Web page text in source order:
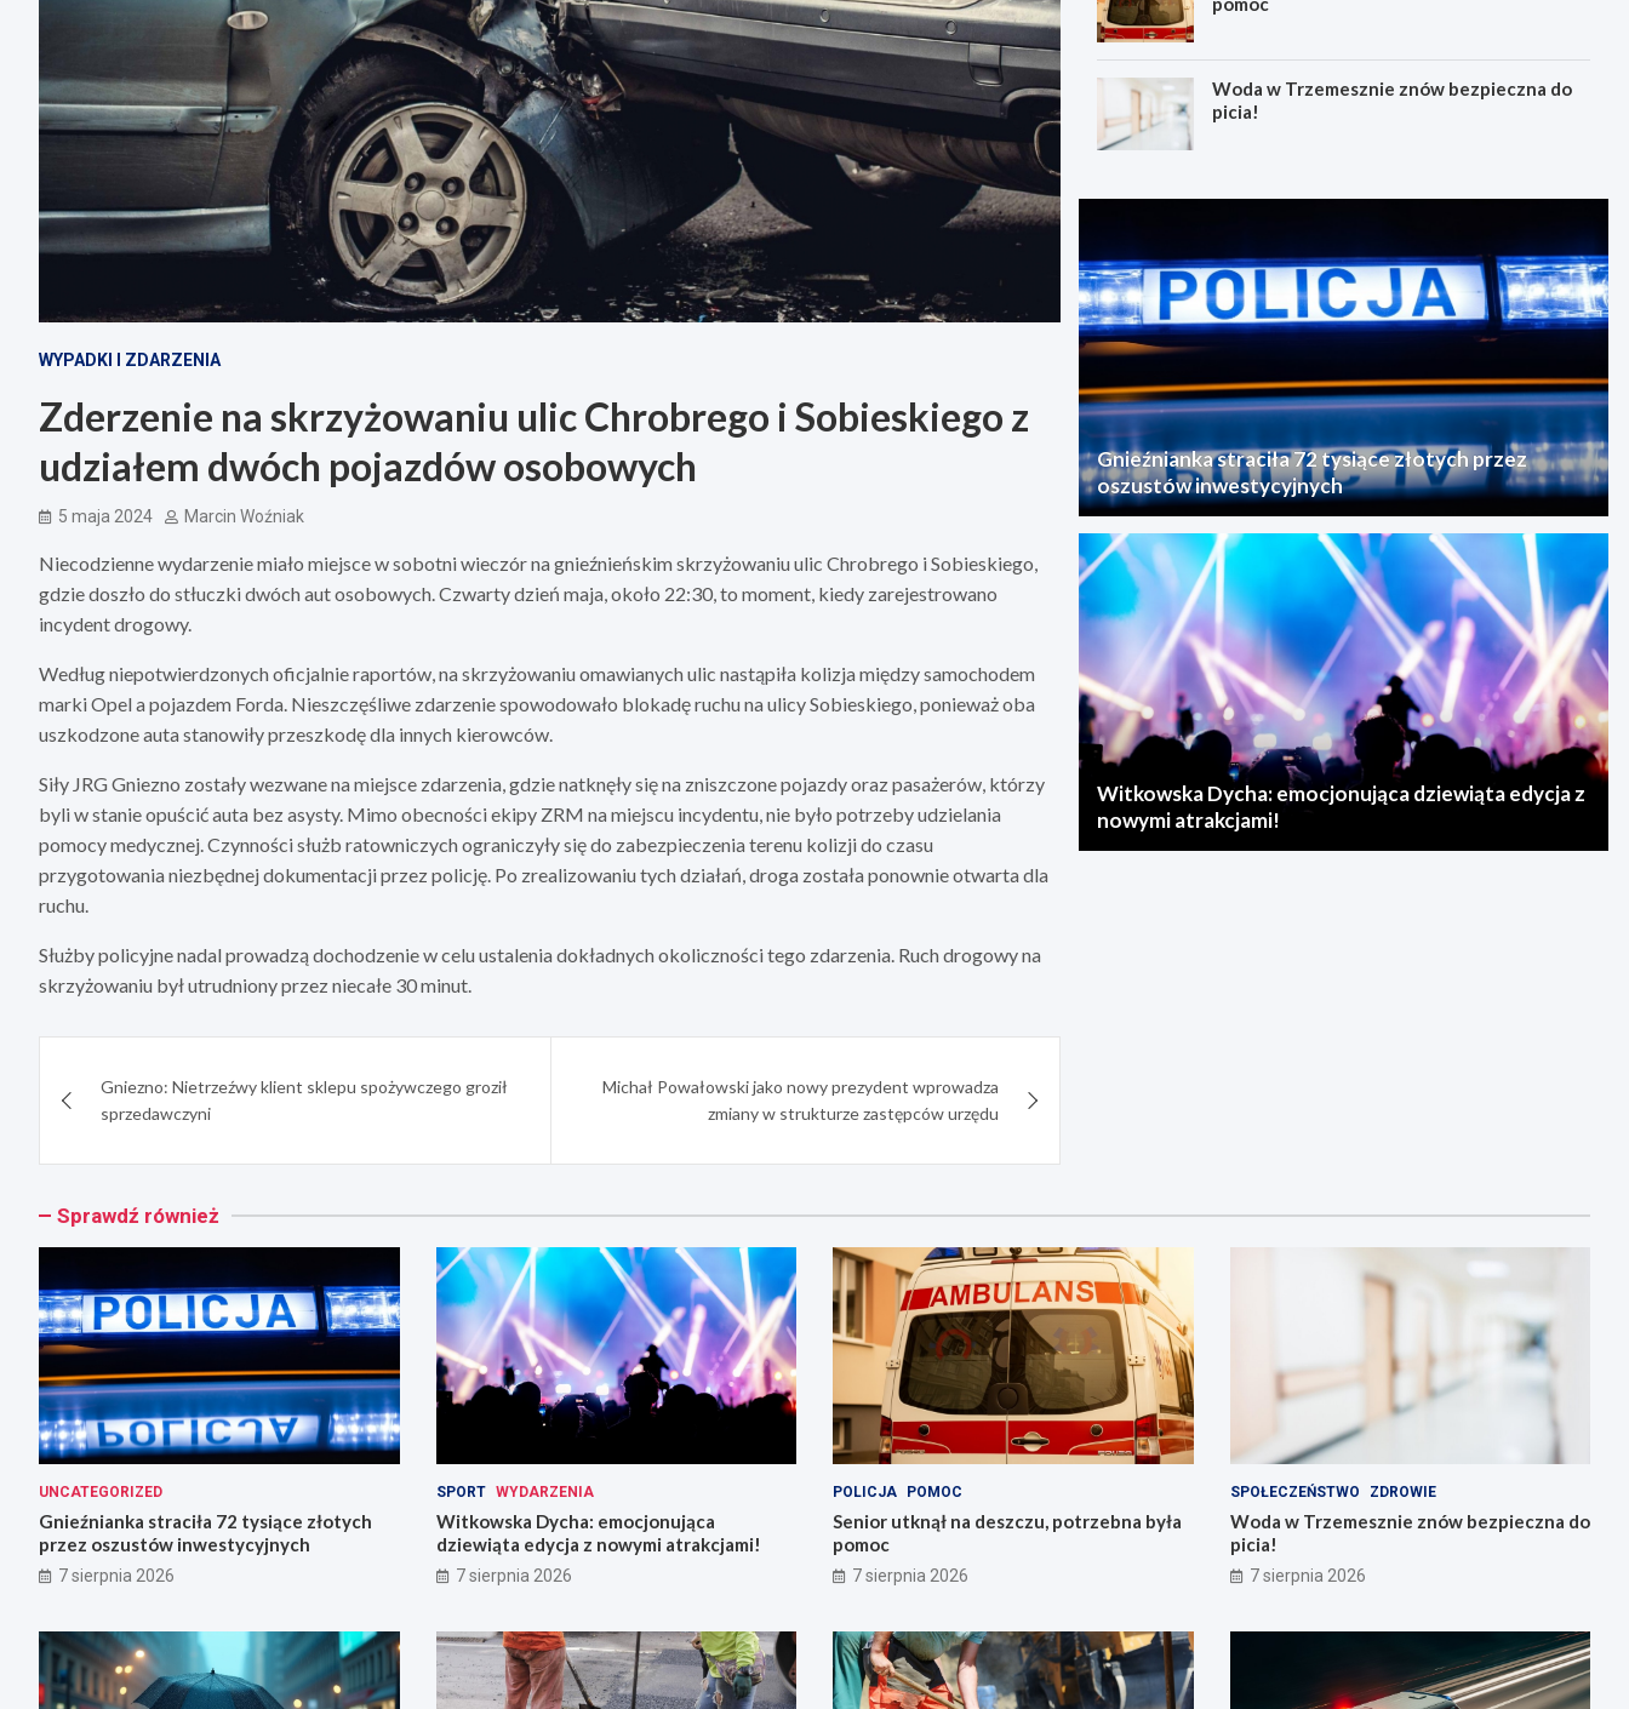
WYPADKI I ZDARZENIA
Zderzenie na skrzyżowaniu ulic Chrobrego i Sobieskiego z
udziałem dwóch pojazdów osobowych
5 maja 2024 Marcin Woźniak
Niecodzienne wydarzenie miało miejsce w sobotni wieczór na gnieźnieńskim skrzyżowaniu ulic Chrobrego i Sobieskiego,
gdzie doszło do stłuczki dwóch aut osobowych. Czwarty dzień maja, około 22:30, to moment, kiedy zarejestrowano
incydent drogowy.
Według niepotwierdzonych oficjalnie raportów, na skrzyżowaniu omawianych ulic nastąpiła kolizja między samochodem
marki Opel a pojazdem Forda. Nieszczęśliwe zdarzenie spowodowało blokadę ruchu na ulicy Sobieskiego, ponieważ oba
uszkodzone auta stanowiły przeszkodę dla innych kierowców.
Siły JRG Gniezno zostały wezwane na miejsce zdarzenia, gdzie natknęły się na zniszczone pojazdy oraz pasażerów, którzy
byli w stanie opuścić auta bez asysty. Mimo obecności ekipy ZRM na miejscu incydentu, nie było potrzeby udzielania
pomocy medycznej. Czynności służb ratowniczych ograniczyły się do zabezpieczenia terenu kolizji do czasu
przygotowania niezbędnej dokumentacji przez policję. Po zrealizowaniu tych działań, droga została ponownie otwarta dla
ruchu.
Służby policyjne nadal prowadzą dochodzenie w celu ustalenia dokładnych okoliczności tego zdarzenia. Ruch drogowy na
skrzyżowaniu był utrudniony przez niecałe 30 minut.
wpisuGniezno: Nietrzeźwy klient sklepu spożywczego groził
sprzedawczyni
Michał Powałowski jako nowy prezydent wprowadza
zmiany w strukturze zastępców urzędu
Woda w Trzemesznie znów bezpieczna do
picia!
Gnieźnianka straciła 72 tysiące złotych przez
oszustów inwestycyjnych
Witkowska Dycha: emocjonująca dziewiąta edycja z
nowymi atrakcjami!
Sprawdź również
UNCATEGORIZED
Gnieźnianka straciła 72 tysiące złotych
przez oszustów inwestycyjnych
7 sierpnia 2026
SPORT WYDARZENIA
Witkowska Dycha: emocjonująca
dziewiąta edycja z nowymi atrakcjami!
7 sierpnia 2026
POLICJA POMOC
Senior utknął na deszczu, potrzebna była
pomoc
7 sierpnia 2026
SPOŁECZEŃSTWO ZDROWIE
Woda w Trzemesznie znów bezpieczna do
picia!
7 sierpnia 2026